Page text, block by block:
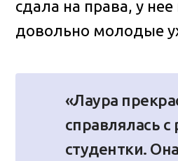
сдала на права, у
довольно молодые
«Лаура
справлялась
студентки.